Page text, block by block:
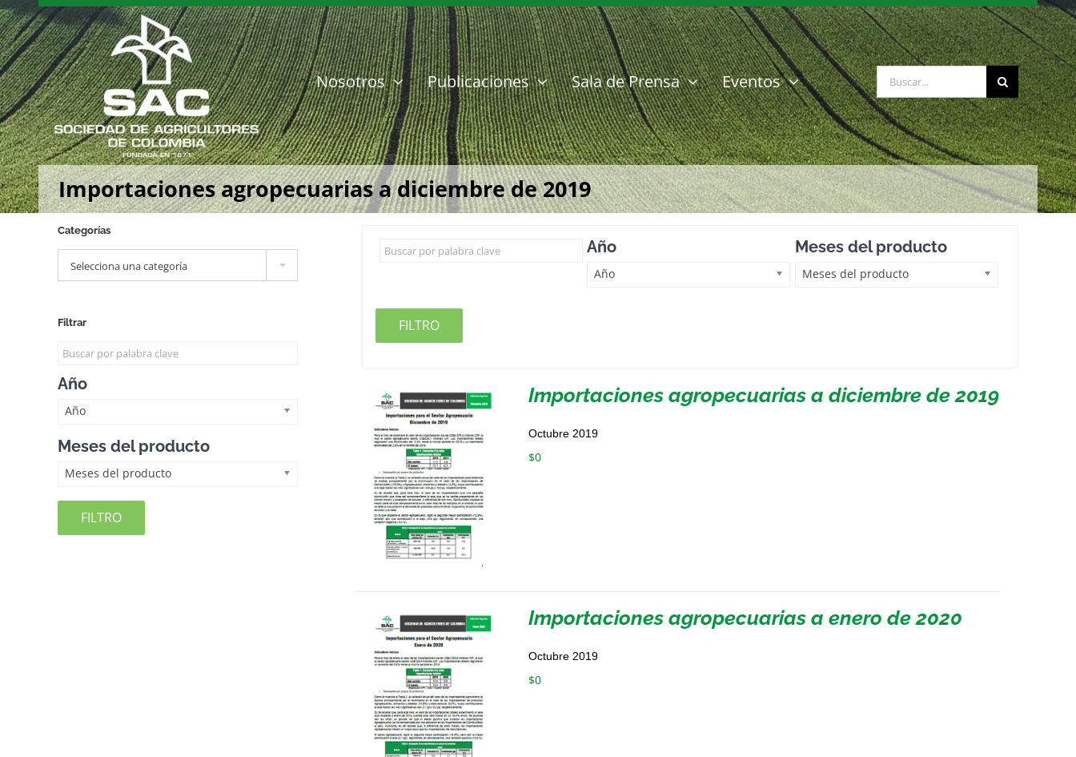
Saltar
al
contenido
Nosotros Publicaciones Sala de Prensa Eventos Buscar:
Importaciones agropecuarias a diciembre de 2019
Año
Año
Meses del producto
Meses del producto
FILTRO
Importaciones agropecuarias a diciembre de 2019
Octubre 2019
$0
Importaciones agropecuarias a enero de 2020
Octubre 2019
$0
Categorías
Selecciona una categoría
Filtrar
Año
Año
Meses del producto
Meses del producto
FILTRO